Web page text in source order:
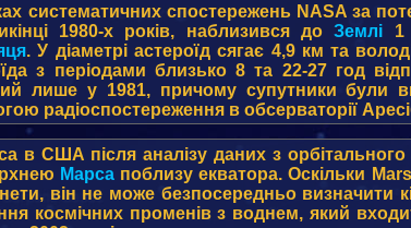
систематичних спостережень NASA за
1980-х років, наблизився доЗемлі 1
. У діаметрі астероїд сягає 4,9 км та
з періодами близько 8 та 22-27 год
лише у 1981, причому супутники були
радіоспостереження в обсерваторії
в США після аналізу даних з
Марсапоблизу екватора. Оскільки
він не може безпосередньо визначити
космічних променів з воднем, який